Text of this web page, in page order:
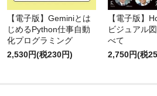
【電子版】Geminiとは
じめるPython仕事自動
化プログラミング
2,530円(税230円)
【電子版】
ビジュアル
べて
2,750円(税